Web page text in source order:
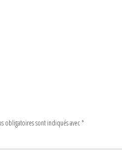
obligatoires sont indiqués avec*